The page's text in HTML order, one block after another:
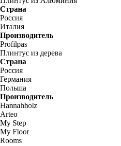
Страна
Россия
Италия
Производитель
Profilpas
Плинтус из дерева
Страна
Россия
Германия
Польша
Производитель
Hannahholz
Arteo
My Step
My Floor
Rooms